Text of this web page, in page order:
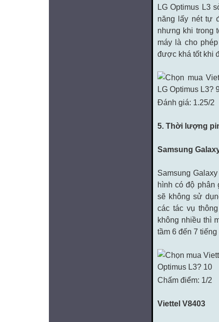
LG Optimus L3
năng lấy nét tự
nhưng khi trong
máy là cho
được khá tốt khi
Đánh giá: 1.25/2
5. Thời lượng
Samsung
Samsung
hình có độ phân
sẽ không sử
các tác vụ
không nhiều thì
tầm 6 đến 7
Chấm điểm: 1/2
Viettel V8403